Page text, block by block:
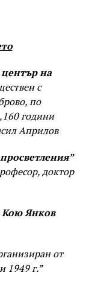
на
с
по
години
Априлов
доктор
Кою Янков
от
1949 г.”